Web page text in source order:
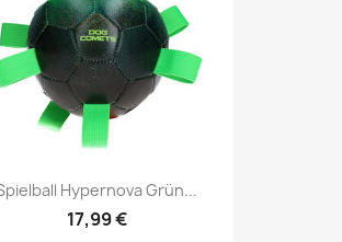
Hypernova Grün...
17,99 €